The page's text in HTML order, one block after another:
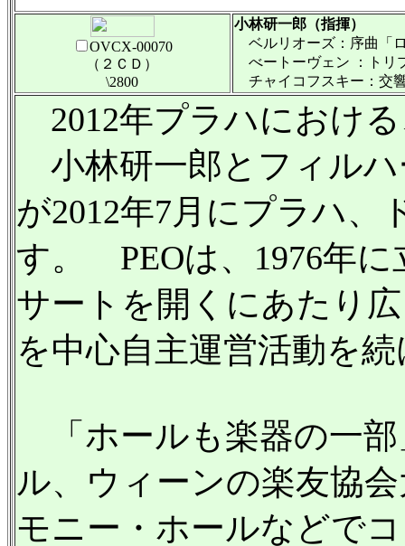
OVCX-00070
（２ＣＤ）
\2800
小林研一郎（指揮）
ベルリオーズ：序曲「
べートーヴェン ：トリ
チャイコフスキー：交
2012年プラハにおけ
小林研一郎とフィルハ
が2012年7月にプラハ
す。 PEOは、1976年に
サートを開くにあたり
を中心自主運営活動を
「ホールも楽器の一部
ル、ウィーンの楽友協
モニー・ホールなどで